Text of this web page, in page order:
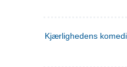
Kjærlighedens